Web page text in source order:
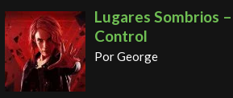
Lugares Sombrios –
Control
Por George